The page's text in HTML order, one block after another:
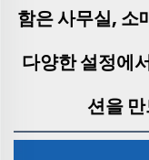
함은 사무실, 소
다양한 설정에
션을